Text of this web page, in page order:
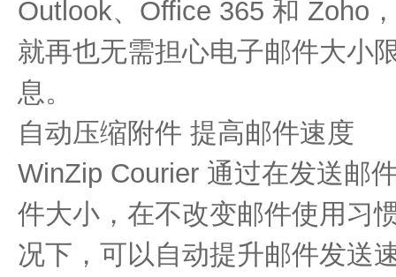
Outlook、Office 365 和 Zoho
就再也无需担心电子邮件大小
息。
自动压缩附件 提高邮件速度
WinZip Courier 通过在发送邮
件大小，在不改变邮件使用习
况下，可以自动提升邮件发送